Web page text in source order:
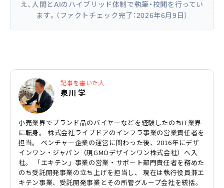
え、人間とAIのハイブリッド体制で執筆・校閲を行ってい
ます。（ファクトチェック完了：2026年6月9日）
記事を書いた人
泉川 学
小売業界でブランド品のバイヤーなどを経験したのちIT業界
に転身。 株式会社ライブドアのインフラ事業の営業責任者を
担当。 ベンチャー企業の運営に関わった後、2016年にデザ
インワン・ジャパン（現GMOデザインワン株式会社）へ入
社。 「エキテン」事業の営業・サポート部門責任者を務めた
のち受託開発事業の立ち上げを担当し、 現在は執行役員兼エ
キテン事業、受託開発事業とその所管グループ会社を統括。